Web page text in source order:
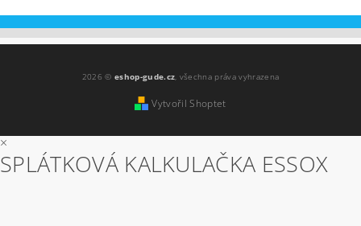
2026 ©eshop-gude.cz, všechna práva vyhrazena
Vytvořil Shoptet
×
SPLÁTKOVÁ KALKULAČKA ESSOX